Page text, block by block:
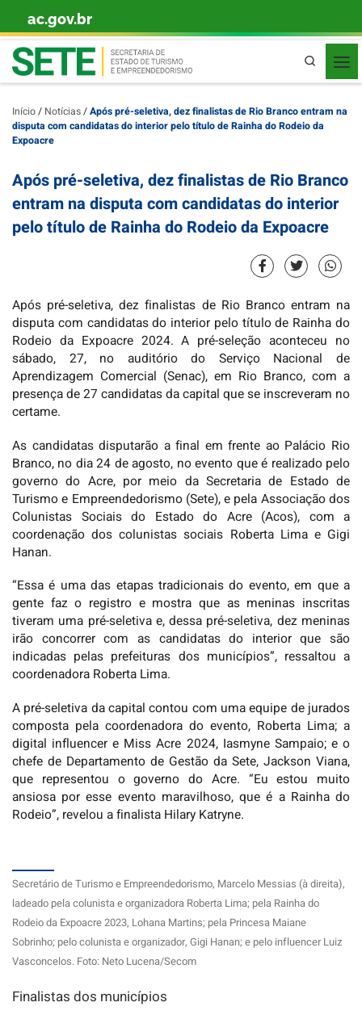
Skip to content
ac.gov.br
Pesquisa
Início/ Notícias/Após pré-seletiva, dez finalistas de Rio Branco entram na
disputa com candidatas do interior pelo título de Rainha do Rodeio da
Expoacre
Após pré-seletiva, dez finalistas de Rio Branco
entram na disputa com candidatas do interior
pelo título de Rainha do Rodeio da Expoacre
Após pré-seletiva, dez finalistas de Rio Branco entram na
disputa com candidatas do interior pelo título de Rainha do
Rodeio da Expoacre 2024. A pré-seleção aconteceu no
sábado, 27, no auditório do Serviço Nacional de
Aprendizagem Comercial (Senac), em Rio Branco, com a
presença de 27 candidatas da capital que se inscreveram no
certame.
As candidatas disputarão a final em frente ao Palácio Rio
Branco, no dia 24 de agosto, no evento que é realizado pelo
governo do Acre, por meio da Secretaria de Estado de
Turismo e Empreendedorismo (Sete), e pela Associação dos
Colunistas Sociais do Estado do Acre (Acos), com a
coordenação dos colunistas sociais Roberta Lima e Gigi
Hanan.
“Essa é uma das etapas tradicionais do evento, em que a
gente faz o registro e mostra que as meninas inscritas
tiveram uma pré-seletiva e, dessa pré-seletiva, dez meninas
irão concorrer com as candidatas do interior que são
indicadas pelas prefeituras dos municípios”, ressaltou a
coordenadora Roberta Lima.
A pré-seletiva da capital contou com uma equipe de jurados
composta pela coordenadora do evento, Roberta Lima; a
digital influencer e Miss Acre 2024, Iasmyne Sampaio; e o
chefe de Departamento de Gestão da Sete, Jackson Viana,
que representou o governo do Acre. “Eu estou muito
ansiosa por esse evento maravilhoso, que é a Rainha do
Rodeio”, revelou a finalista Hilary Katryne.
Secretário de Turismo e Empreendedorismo, Marcelo Messias (à direita),
ladeado pela colunista e organizadora Roberta Lima; pela Rainha do
Rodeio da Expoacre 2023, Lohana Martins; pela Princesa Maiane
Sobrinho; pelo colunista e organizador, Gigi Hanan; e pelo influencer Luiz
Vasconcelos. Foto: Neto Lucena/Secom
Finalistas dos municípios